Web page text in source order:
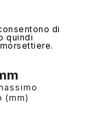
di
quindi
(mm)